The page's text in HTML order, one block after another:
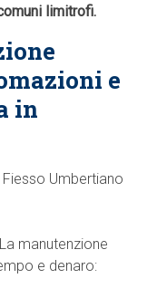
limitrofi.
e
in
manutenzione
e denaro: